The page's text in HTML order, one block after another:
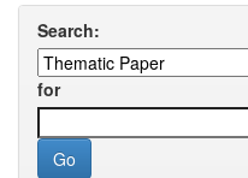
Search:
for